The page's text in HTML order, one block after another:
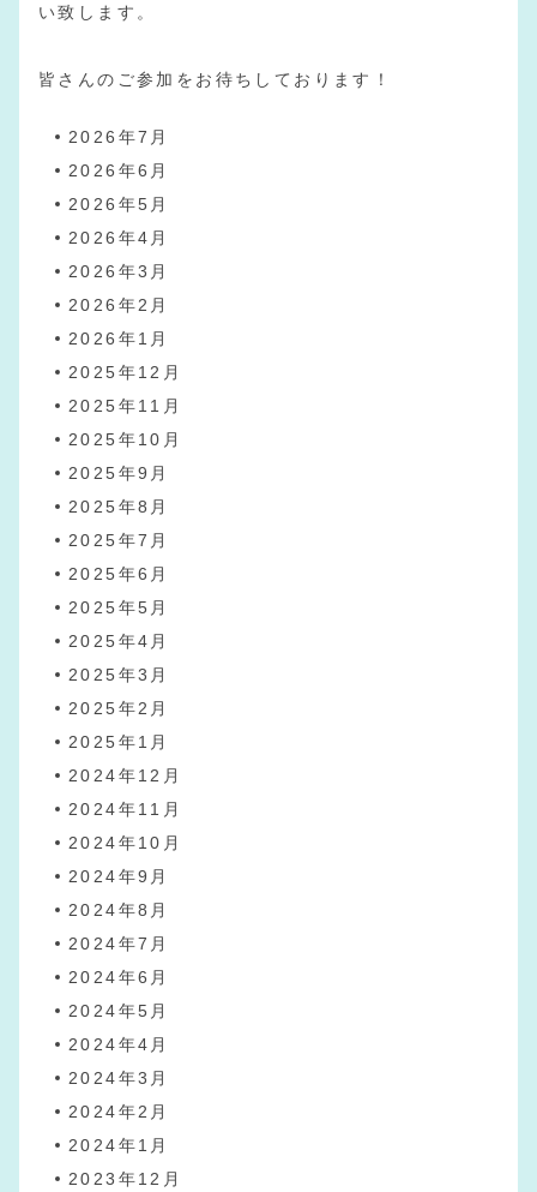
い致します。
皆さんのご参加をお待ちしております！
2026年7月
2026年6月
2026年5月
2026年4月
2026年3月
2026年2月
2026年1月
2025年12月
2025年11月
2025年10月
2025年9月
2025年8月
2025年7月
2025年6月
2025年5月
2025年4月
2025年3月
2025年2月
2025年1月
2024年12月
2024年11月
2024年10月
2024年9月
2024年8月
2024年7月
2024年6月
2024年5月
2024年4月
2024年3月
2024年2月
2024年1月
2023年12月